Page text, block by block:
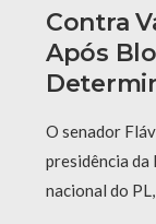
Contra
Após
O senador
presidência da
nacional do